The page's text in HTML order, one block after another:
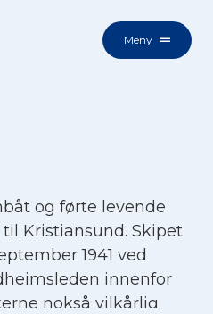
Meny
og førte levende
Kristiansund. Skipet
1941 ved
innenfor
nokså vilkårlig